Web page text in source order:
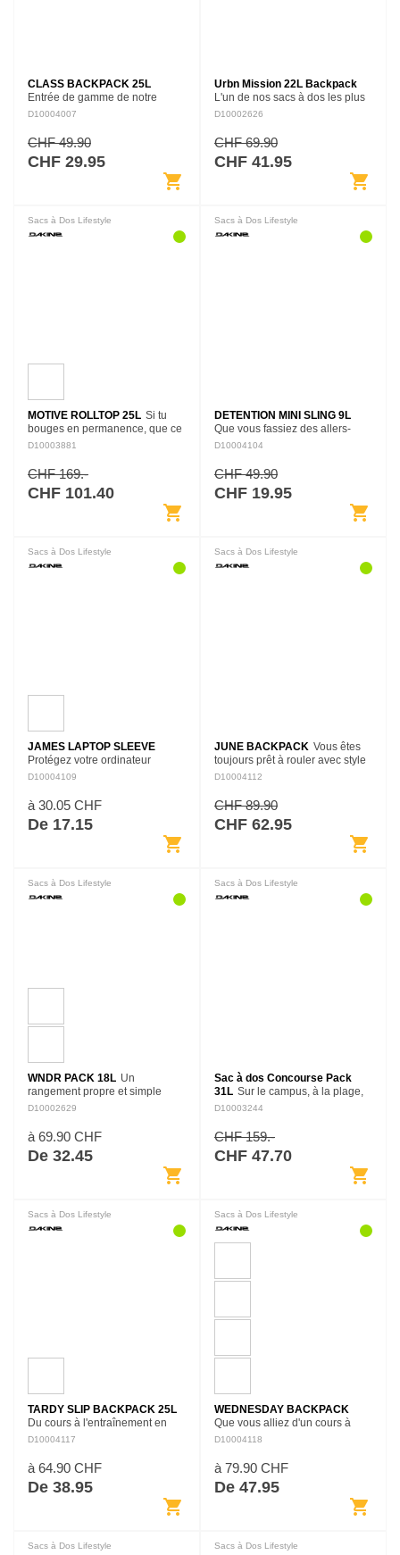
CLASS BACKPACK 25L
Entrée de gamme de notre
catégorie Lifestyle, le Class
polyester de 25 litres avec deux
poches . Une poche principale
et…
D10004007
CHF 49.90
CHF 29.95
shopping_cart
Urbn Mission 22L Backpack
L'un de nos sacs à dos les plus
populaires, le URBN Mission
peu importe où vous l'emmener.
Avec une pochette pour…
D10002626
CHF 69.90
CHF 41.95
shopping_cart
Sacs à Dos Lifestyle
MOTIVE ROLLTOP 25L Si tu
bouges en permanence, que ce
soit à pied ou en vélo, ton sac à
Nous avons conçu notre Motive
Rolltop 25…
D10003881
CHF 169.-
CHF 101.40
shopping_cart
Sacs à Dos Lifestyle
DETENTION MINI SLING 9L
Que vous fassiez des allers-
retours entre les cours et les
vous alliez simplement retrouver
vos amis après l'école,…
D10004104
CHF 49.90
CHF 19.95
shopping_cart
Sacs à Dos Lifestyle
JAMES LAPTOP SLEEVE
Protégez votre ordinateur
portable où que vous alliez
Sleeve, qui fait partie de notre
série de sacs et d'accessoires…
D10004109
à 30.05 CHF
De 17.15
shopping_cart
Sacs à Dos Lifestyle
JUNE BACKPACK Vous êtes
toujours prêt à rouler avec style
grâce au sac à dos June 25L,
sacs et d'accessoires
compatibles…
D10004112
CHF 89.90
CHF 62.95
shopping_cart
Sacs à Dos Lifestyle
WNDR PACK 18L Un
rangement propre et simple
pour la vie quotidienne, ce petit
pour une polyvalence tout-
terrain. Emballez vos…
D10002629
à 69.90 CHF
De 32.45
shopping_cart
Sacs à Dos Lifestyle
Sac à dos Concourse Pack
31L Sur le campus, à la plage,
dans un avion ou sur un bateau,
conçu pour tous les modes de
vie. Avec ses poches pour…
D10003244
CHF 159.-
CHF 47.70
shopping_cart
Sacs à Dos Lifestyle
TARDY SLIP BACKPACK 25L
Du cours à l'entraînement en
passant par les séances d'étude
Slip 25L a tout ce qu'il faut pour
vous permettre…
D10004117
à 64.90 CHF
De 38.95
shopping_cart
Sacs à Dos Lifestyle
WEDNESDAY BACKPACK
Que vous alliez d'un cours à
l'autre ou que vous retrouviez
d'une journée, le Wednesday
Backpack 21L a tout ce qu'il…
D10004118
à 79.90 CHF
De 47.95
shopping_cart
Sacs à Dos Lifestyle Sacs à Dos Lifestyle